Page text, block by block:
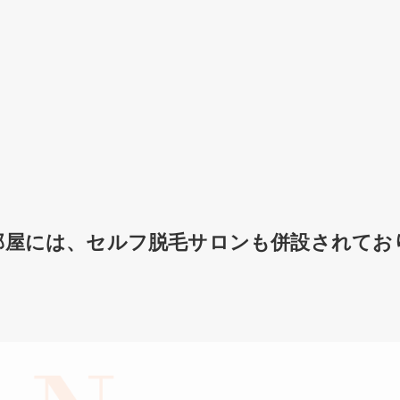
には、セルフ脱毛サロンも併設されてお